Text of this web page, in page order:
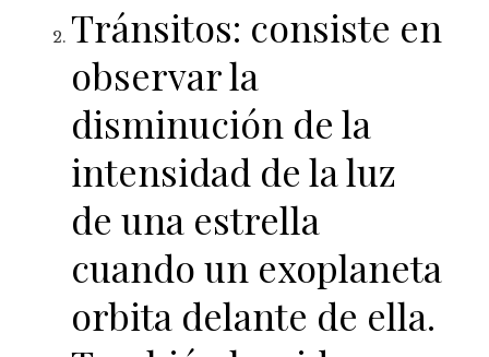
Tránsitos: consiste en
observar la
disminución de la
intensidad de la luz
de una estrella
cuando un exoplaneta
orbita delante de ella.